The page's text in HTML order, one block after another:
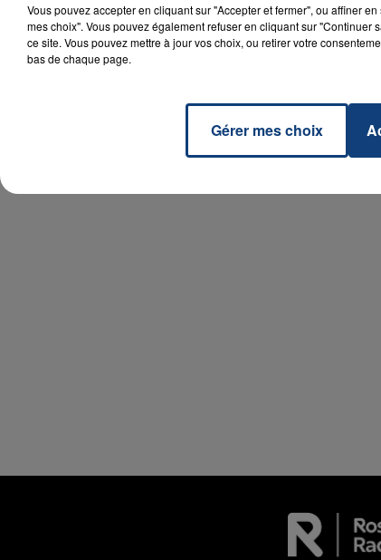
l'équipe du Réveil du #Grand Nord pour
des invités, des jeux, le remboursement de vos
Vous pouvez accepter en cliquant sur "Accepter et fermer", ou affiner
mes choix". Vous pouvez également refuser en cliquant sur
ce site. Vous pouvez mettre à jour vos choix, ou retirer votre
bas de chaque page.
Gérer mes choix